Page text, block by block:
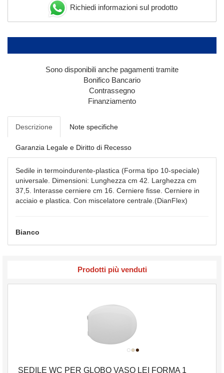
Richiedi informazioni sul prodotto
Sono disponibili anche pagamenti tramite
Bonifico Bancario
Contrassegno
Finanziamento
Descrizione Note specifiche
Garanzia Legale e Diritto di Recesso
Sedile in termoindurente-plastica (Forma tipo 10-speciale)
universale. Dimensioni: Lunghezza cm 42. Larghezza cm
37,5. Interasse cerniere cm 16. Cerniere fisse. Cerniere in
acciaio e plastica. Con miscelatore centrale.(DianFlex)
Bianco
Prodotti più venduti
SEDILE WC PER GLOBO VASO LEI FORMA 1